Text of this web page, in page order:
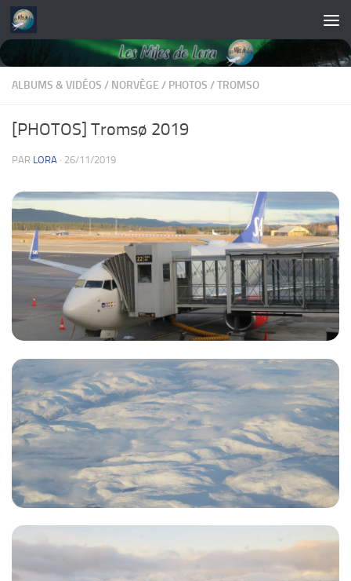
Skip to content
ALBUMS & VIDÉOS / NORVÈGE / PHOTOS /TROMSO
[PHOTOS] Tromsø 2019
PAR LORA · 26/11/2019